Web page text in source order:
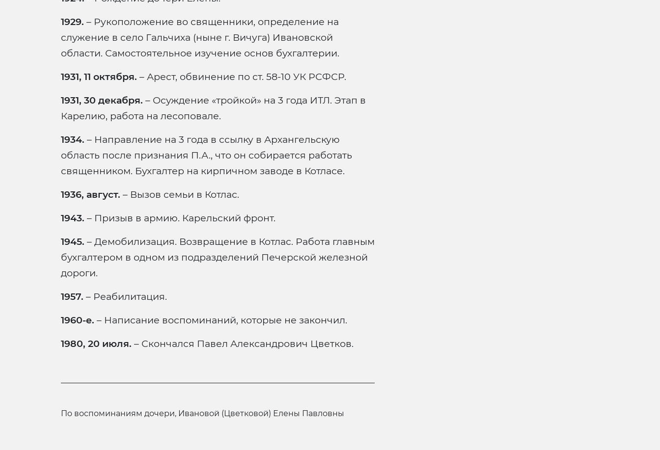
1929. – Рукоположение во священники, определение на
служение в село Гальчиха (ныне г. Вичуга) Ивановской
области. Самостоятельное изучение основ бухгалтерии.
1931, 11 октября. – Арест, обвинение по ст. 58-10 УК РСФСР.
1931, 30 декабря. – Осуждение «тройкой» на 3 года ИТЛ. Этап в
Карелию, работа на лесоповале.
1934. – Направление на 3 года в ссылку в Архангельскую
область после признания П.А., что он собирается работать
священником. Бухгалтер на кирпичном заводе в Котласе.
1936, август. – Вызов семьи в Котлас.
1943. – Призыв в армию. Карельский фронт.
1945. – Демобилизация. Возвращение в Котлас. Работа главным
бухгалтером в одном из подразделений Печерской железной
дороги.
1957. – Реабилитация.
1960-е. – Написание воспоминаний, которые не закончил.
1980, 20 июля. – Скончался Павел Александрович Цветков.
по воспоминаниям дочери, Ивановой (Цветковой) Елены Павловны